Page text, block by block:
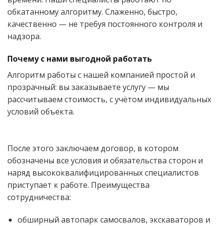
обкатанному алгоритму. Слаженно, быстро,
качественно — не требуя постоянного контроля и
надзора.
Почему с нами выгодной работать
Алгоритм работы с нашей компанией простой и
прозрачный: вы заказываете услугу — мы
рассчитываем стоимость, с учётом индивидуальных
условий объекта.
После этого заключаем договор, в котором
обозначены все условия и обязательства сторон и
наряд высококвалифицированных специалистов
приступает к работе. Преимущества
сотрудничества:
обширный автопарк самосвалов, экскаваторов и